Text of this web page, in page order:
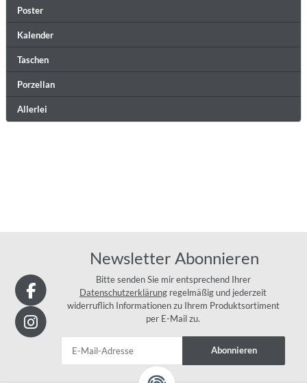
Poster
Kalender
Taschen
Porzellan
Allerlei
Newsletter Abonnieren
Bitte senden Sie mir entsprechend Ihrer
Datenschutzerklärung regelmäßig und jederzeit
widerruflich Informationen zu Ihrem Produktsortiment
per E-Mail zu.
Abonnieren